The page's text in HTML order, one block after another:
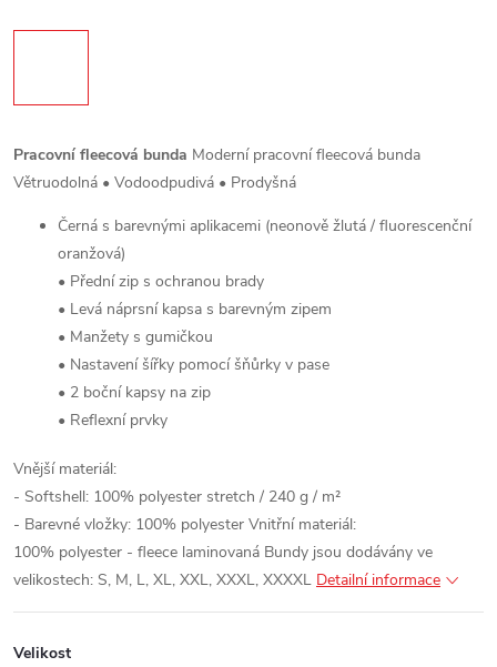
Pracovní fleecová bunda Moderní pracovní fleecová bunda
Větruodolná • Vodoodpudivá • Prodyšná
Černá s barevnými aplikacemi (neonově žlutá / fluorescenční
oranžová)
• Přední zip s ochranou brady
• Levá náprsní kapsa s barevným zipem
• Manžety s gumičkou
• Nastavení šířky pomocí šňůrky v pase
• 2 boční kapsy na zip
• Reflexní prvky
Vnější materiál:
- Softshell: 100% polyester stretch / 240 g / m²
- Barevné vložky: 100% polyester Vnitřní materiál:
100% polyester - fleece laminovaná Bundy jsou dodávány ve
velikostech: S, M, L, XL, XXL, XXXL, XXXXL Detailní informace
Velikost